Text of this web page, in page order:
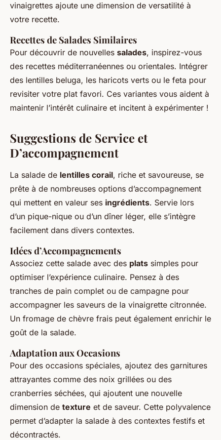
vinaigrettes ajoute une dimension de versatilité à
votre recette.
Recettes de Salades Similaires
Pour découvrir de nouvelles salades, inspirez-vous
des recettes méditerranéennes ou orientales. Intégrer
des lentilles beluga, les haricots verts ou le feta pour
revisiter votre plat favori. Ces variantes vous aident à
maintenir l’intérêt culinaire et incitent à expérimenter !
Suggestions de Service et
D’accompagnement
La salade de lentilles corail, riche et savoureuse, se
prête à de nombreuses options d’accompagnement
qui mettent en valeur ses ingrédients. Servie lors
d’un pique-nique ou d’un dîner léger, elle s’intègre
facilement dans divers contextes.
Idées d’Accompagnements
Associez cette salade avec des plats simples pour
optimiser l’expérience culinaire. Pensez à des
tranches de pain complet ou de campagne pour
accompagner les saveurs de la vinaigrette citronnée.
Un fromage de chèvre frais peut également enrichir le
goût de la salade.
Adaptation aux Occasions
Pour des occasions spéciales, ajoutez des garnitures
attrayantes comme des noix grillées ou des
cranberries séchées, qui ajoutent une nouvelle
dimension de texture et de saveur. Cette polyvalence
permet d’adapter la salade à des contextes festifs et
décontractés.